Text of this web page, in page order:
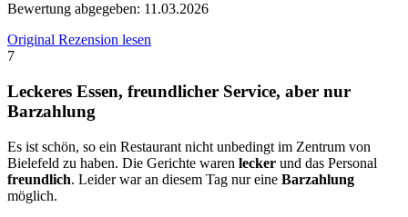
Bewertung abgegeben: 11.03.2026
Original Rezension lesen
7
Leckeres Essen, freundlicher Service, aber nur
Barzahlung
Es ist schön, so ein Restaurant nicht unbedingt im Zentrum von
Bielefeld zu haben. Die Gerichte waren lecker und das Personal
freundlich. Leider war an diesem Tag nur eine Barzahlung
möglich.